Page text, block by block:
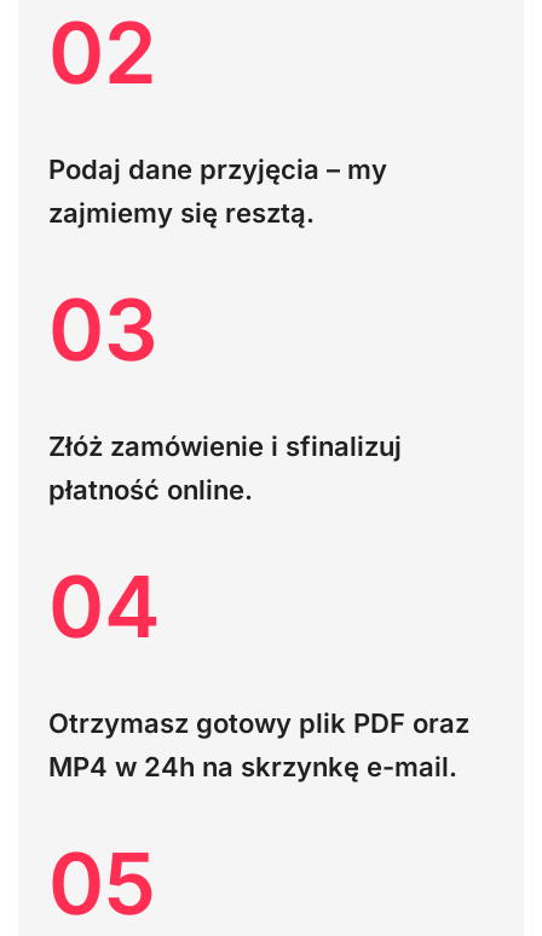
02
Podaj dane przyjęcia – my
zajmiemy się resztą.
03
Złóż zamówienie i sfinalizuj
płatność online.
04
Otrzymasz gotowy plik PDF oraz
MP4 w 24h na skrzynkę e-mail.
05